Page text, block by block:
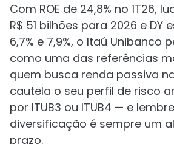
Com ROE de 24,8% no 1T26,
R$ 51 bilhões para 2026 e DY
6,7% e 7,9%, o Itaú Unibanco
como uma das referências
quem busca renda passiva
cautela o seu perfil de risco
por ITUB3 ou ITUB4 — e
diversificação é sempre um
prazo.